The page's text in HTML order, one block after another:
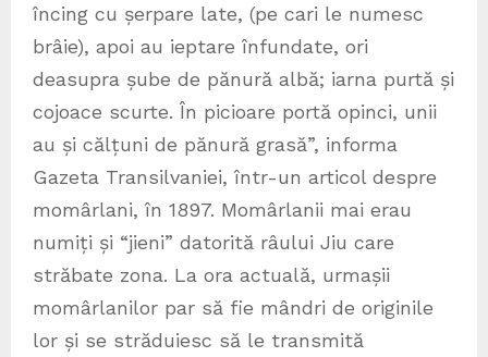
încing cu șerpare late, (pe cari le numesc
brâie), apoi au ieptare înfundate, ori
deasupra șube de pănură albă; iarna purtă și
cojoace scurte. În picioare portă opinci, unii
au și călțuni de pănură grasă”, informa
Gazeta Transilvaniei, într-un articol despre
momârlani, în 1897. Momârlanii mai erau
numiți și “jieni” datorită râului Jiu care
străbate zona. La ora actuală, urmașii
momârlanilor par să fie mândri de originile
lor și se străduiesc să le transmită